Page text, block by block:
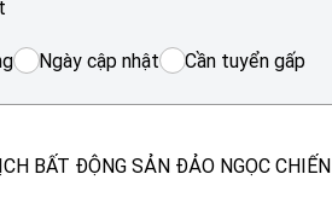
Ngày cập nhật Cần tuyển gấp
BẤT ĐỘNG SẢN ĐẢO NGỌC CHIẾN